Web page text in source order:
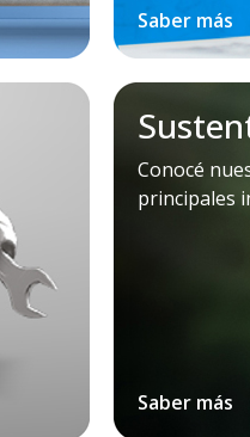
Saber más
Conocé
principales
Saber más